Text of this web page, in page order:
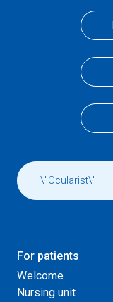
For patients
Welcome
Nursing unit